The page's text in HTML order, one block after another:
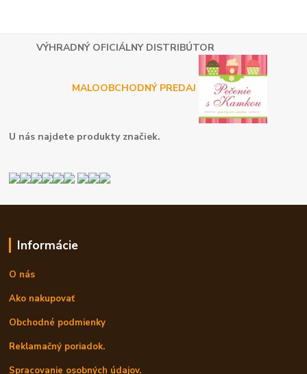
VÝHRADNÝ OFICIÁLNY DISTRIBÚTOR
MALOOBCHODNÝ PREDAJ
U nás najdete produkty značiek.
Informácie
O nás
Ako nakupovať
Obchodné podmienky
Reklamačný poriadok.
Spracovanie osobných údajov.